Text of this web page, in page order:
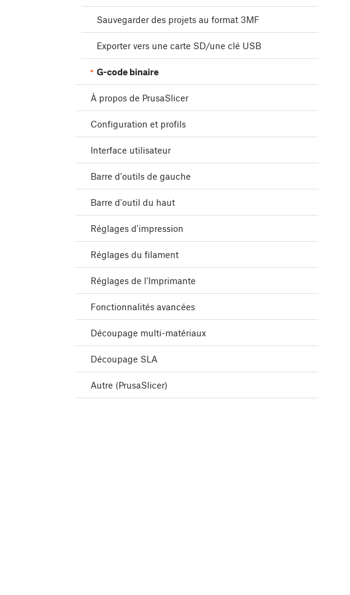
Sauvegarder des projets au format 3MF
Exporter vers une carte SD/une clé USB
G-code binaire
À propos de PrusaSlicer
Configuration et profils
Interface utilisateur
Barre d'outils de gauche
Barre d'outil du haut
Réglages d'impression
Réglages du filament
Réglages de l'Imprimante
Fonctionnalités avancées
Découpage multi-matériaux
Découpage SLA
Autre (PrusaSlicer)